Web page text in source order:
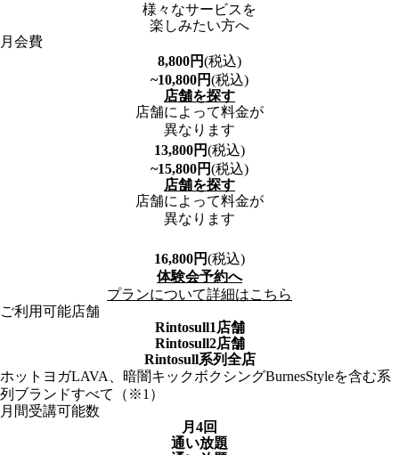
様々なサービスを
楽しみたい方へ
月会費
8,800円(税込)
~10,800円(税込)
店舗を探す
店舗によって料金が
異なります
13,800円(税込)
~15,800円(税込)
店舗を探す
店舗によって料金が
異なります
16,800円(税込)
体験会予約へ
プランについて詳細はこちら
ご利用可能店舗
Rintosull1店舗
Rintosull2店舗
Rintosull系列全店
ホットヨガLAVA、暗闇キックボクシングBurnesStyleを含む系
列ブランドすべて（※1）
月間受講可能数
月4回
通い放題